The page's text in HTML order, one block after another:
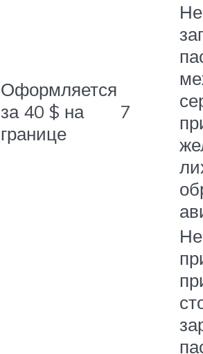
Оформляется
за 40 $ на
границе
7